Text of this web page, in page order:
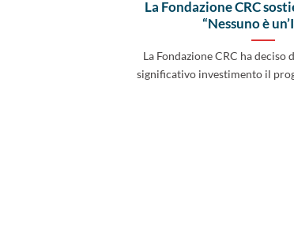
La Fondazione CRC
“Nessuno è
La Fondazione CRC ha deciso
significativo investimento il